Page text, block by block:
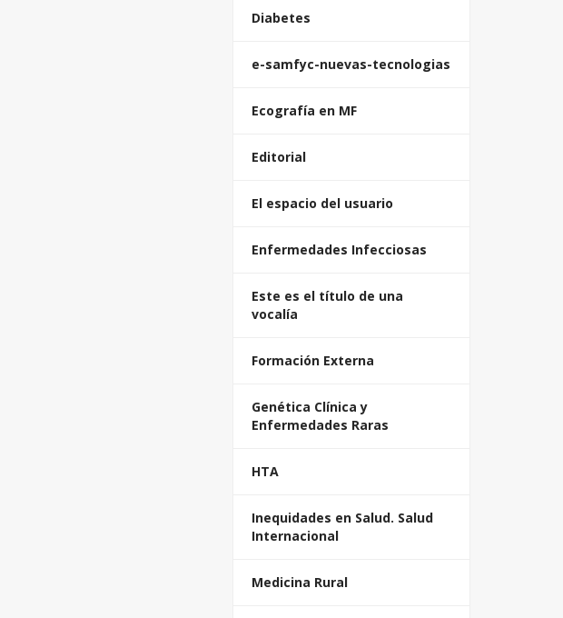
Diabetes
e-samfyc-nuevas-tecnologias
Ecografía en MF
Editorial
El espacio del usuario
Enfermedades Infecciosas
Este es el título de una
vocalía
Formación Externa
Genética Clínica y
Enfermedades Raras
HTA
Inequidades en Salud. Salud
Internacional
Medicina Rural